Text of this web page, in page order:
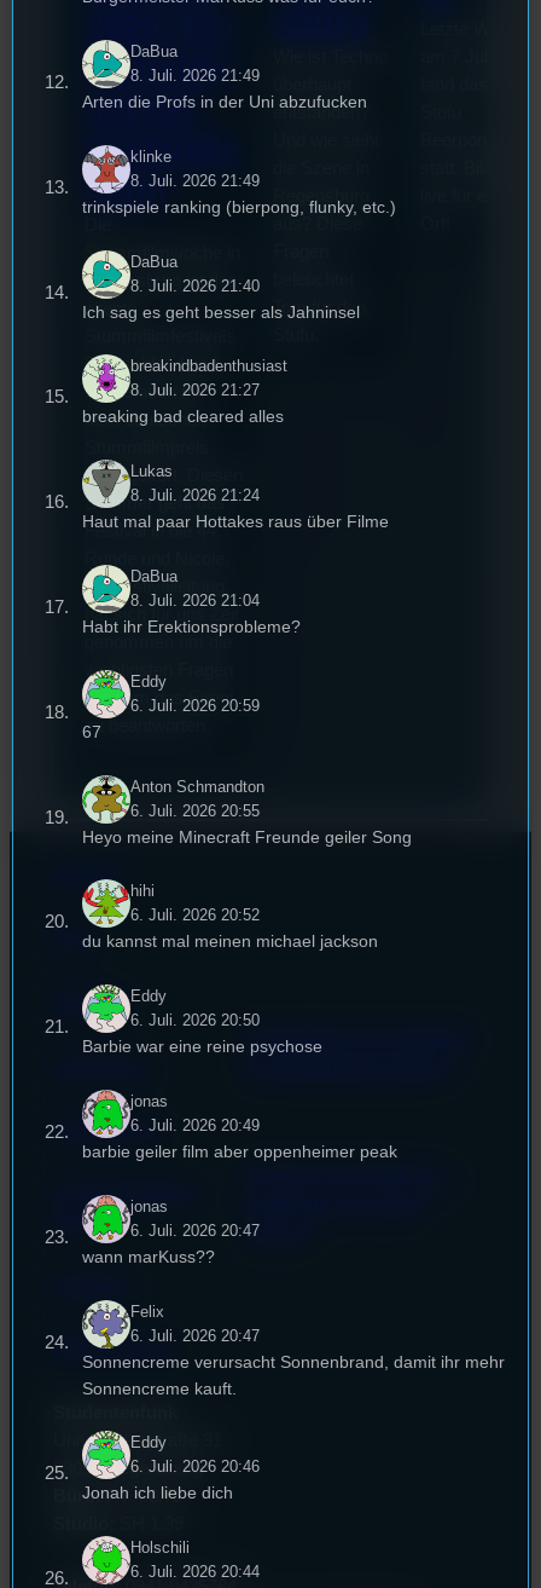
Interview
mit der
Festivalle
iterin
Stummfilmwoche in
Regensburg ist das
älteste
Deutschland und
wurde auch mit
dem deutschen
2022 gekürt. Diesen
Sommer geht das
Festival in die 44.
die Festivalleitung,
hat sich für uns Zeit
genommen um die
wichtigsten Fragen
rund um das Event
zu beantworten.
entstanden?
Tom für den
Kontakt
FAQ
Satzung
Datenschutz
Cookie-Richtlinie
(EU)
EPK & Presse
Unterstützt vom Lehrstuhl
station!
Universitätsstraße 31
93053 Regensburg
Büro:PT 4.0.73
DaBua
8. Juli. 2026 21:49
Arten die Profs in der Uni abzufucken
klinke
8. Juli. 2026 21:49
trinkspiele ranking (bierpong, flunky, etc.)
DaBua
8. Juli. 2026 21:40
Ich sag es geht besser als Jahninsel
breakindbadenthusiast
8. Juli. 2026 21:27
breaking bad cleared alles
Lukas
8. Juli. 2026 21:24
Haut mal paar Hottakes raus über Filme
DaBua
8. Juli. 2026 21:04
Habt ihr Erektionsprobleme?
Eddy
6. Juli. 2026 20:59
67
Anton Schmandton
6. Juli. 2026 20:55
Heyo meine Minecraft Freunde geiler Song
hihi
6. Juli. 2026 20:52
du kannst mal meinen michael jackson
Eddy
6. Juli. 2026 20:50
Barbie war eine reine psychose
jonas
6. Juli. 2026 20:49
barbie geiler film aber oppenheimer peak
jonas
6. Juli. 2026 20:47
wann marKuss??
Felix
6. Juli. 2026 20:47
Sonnencreme verursacht Sonnenbrand, damit ihr mehr
Sonnencreme kauft.
Eddy
6. Juli. 2026 20:46
Jonah ich liebe dich
Holschili
6. Juli. 2026 20:44